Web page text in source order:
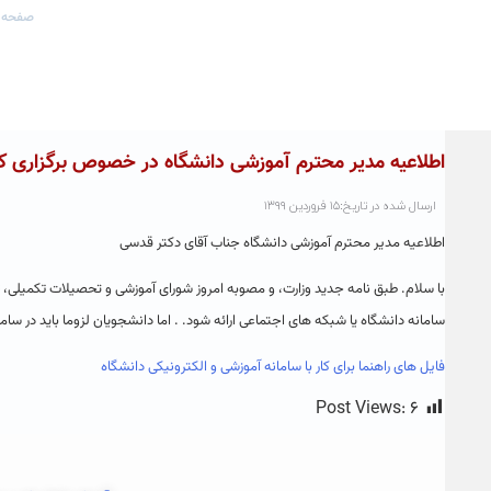
صفحه
اطلاعیه مدیر محترم آموزشی دانشگاه در خصوص
ارسال شده در تاریخ:۱۵ فروردین ۱۳۹۹
اطلاعیه مدیر محترم آموزشی دانشگاه جناب آقای دکتر قدسی
سامانه دانشگاه یا شبکه های اجتماعی ارائه شود. . اما دانشجویان لزوما باید
فایل های راهنما برای کار با سامانه آموزشی و الکترونیکی دانشگاه
Post Views: ۶